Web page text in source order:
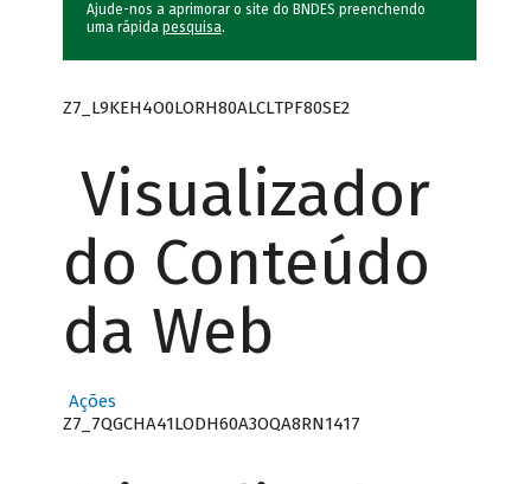
Ajude-nos a aprimorar o site do BNDES preenchendo
uma rápida pesquisa.
Z7_L9KEH4O0LORH80ALCLTPF80SE2
Visualizador
do Conteúdo
da Web
Ações
Z7_7QGCHA41LODH60A3OQA8RN1417